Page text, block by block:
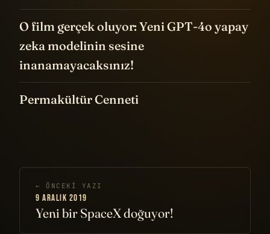
O film gerçek oluyor: Yeni GPT-4o yapay
zeka modelinin sesine
inanamayacaksınız!
Permakültür Cenneti
← ÖNCEKI YAZI
9 ARALIK 2019
Yeni bir SpaceX doğuyor!